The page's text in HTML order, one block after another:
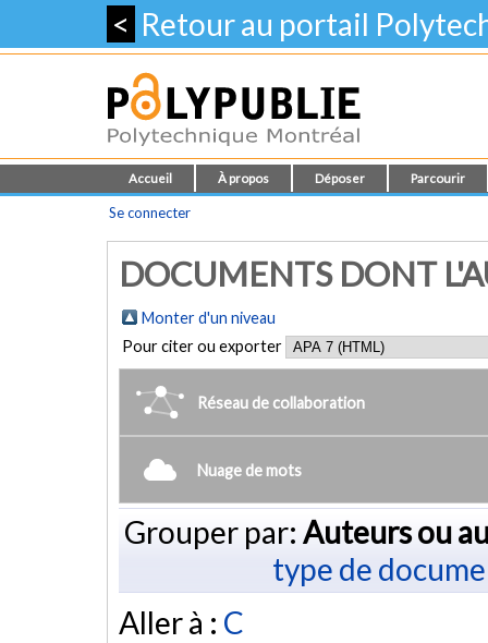
< Retour au portail
Accueil À propos Déposer Parcourir
Se connecter
DOCUMENTS DONT
Monter d'un niveau
Pour citer ou exporter
Réseau de collaboration
Nuage de mots
Grouper par: Auteurs ou
type de
Aller à : C